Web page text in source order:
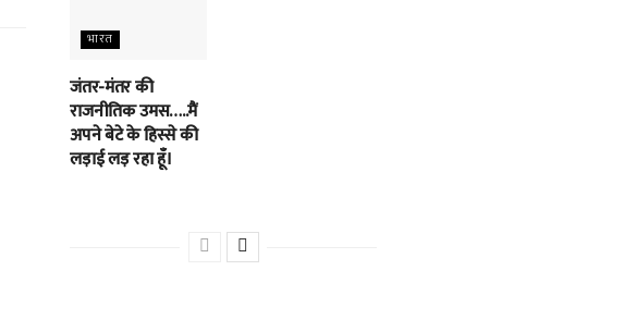
भारत
जंतर-मंतर की
राजनीतिक उमस…..मैं
अपने बेटे के हिस्से की
लड़ाई लड़ रहा हूँ।